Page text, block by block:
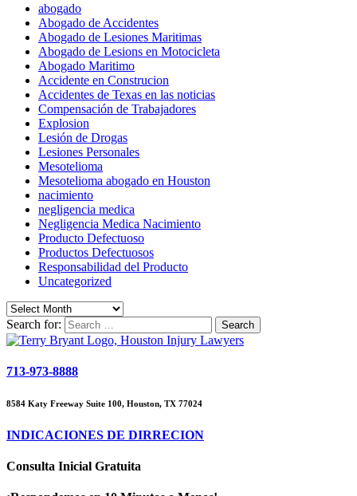
abogado
Abogado de Accidentes
Abogado de Lesiones Maritimas
Abogado de Lesions en Motocicleta
Abogado Maritimo
Accidente en Construcion
Accidentes de Texas en las noticias
Compensación de Trabajadores
Explosion
Lesión de Drogas
Lesiones Personales
Mesotelioma
Mesotelioma abogado en Houston
nacimiento
negligencia medica
Negligencia Medica Nacimiento
Producto Defectuoso
Productos Defectuosos
Responsabilidad del Producto
Uncategorized
Search for:
713-973-8888
8584 Katy Freeway Suite 100, Houston, TX 77024
INDICACIONES DE DIRRECION
Consulta Inicial Gratuita